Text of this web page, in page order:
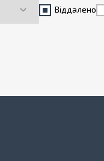
Віддалено